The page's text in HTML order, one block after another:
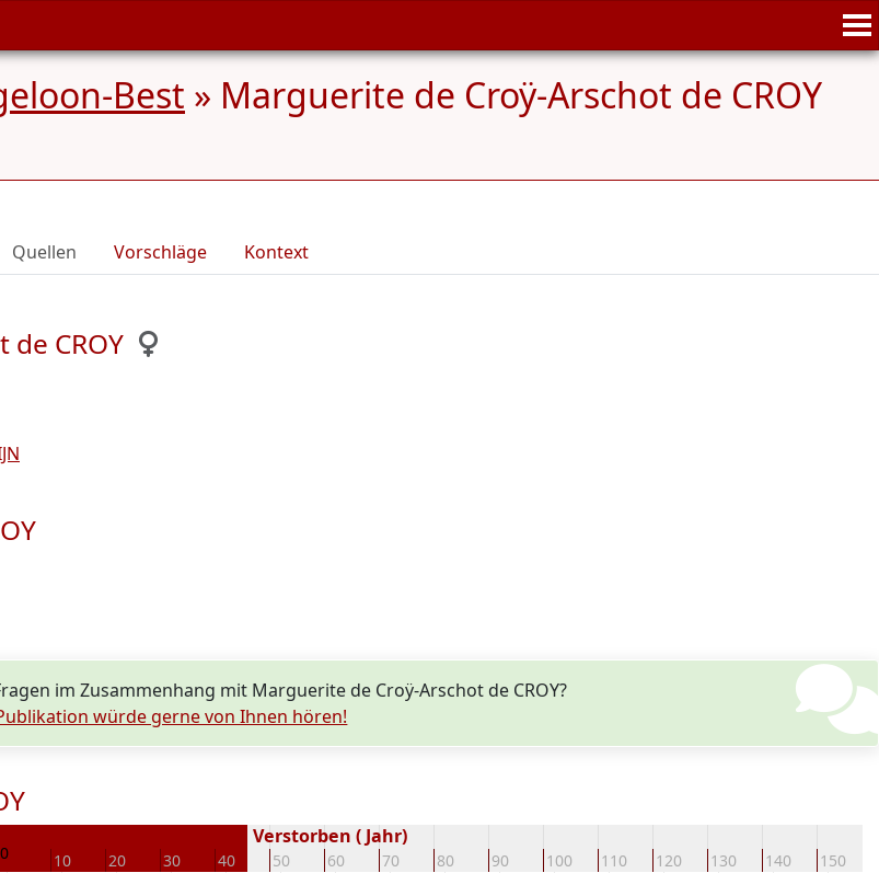
Best » Marguerite de Croÿ-Arschot de CROY
Quellen Vorschläge Kontext
CROY
im Zusammenhang mit Marguerite de Croÿ-Arschot de CROY?
würde gerne von Ihnen hören!
0 10 20 30 40 50 60 70 80 90 100 110 120 130 140 150
Verstorben ( Jahr)